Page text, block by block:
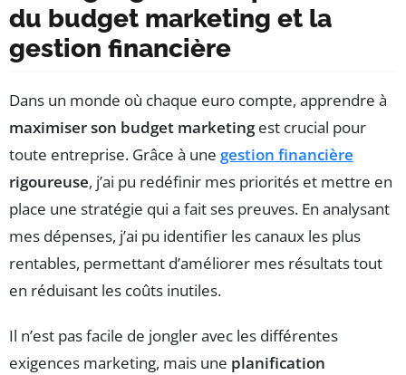
du budget marketing et la
gestion financière
Dans un monde où chaque euro compte, apprendre à
maximiser son budget marketingest crucial pour
toute entreprise. Grâce à une gestion financière
rigoureuse, j’ai pu redéfinir mes priorités et mettre en
place une stratégie qui a fait ses preuves. En analysant
mes dépenses, j’ai pu identifier les canaux les plus
rentables, permettant d’améliorer mes résultats tout
en réduisant les coûts inutiles.
Il n’est pas facile de jongler avec les différentes
exigences marketing, mais une planification